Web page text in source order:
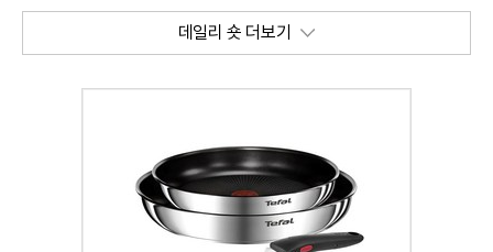
데일리 숏 더보기